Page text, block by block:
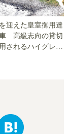
迎えた皇室御用達
高級志向の貸切
されるハイグレー